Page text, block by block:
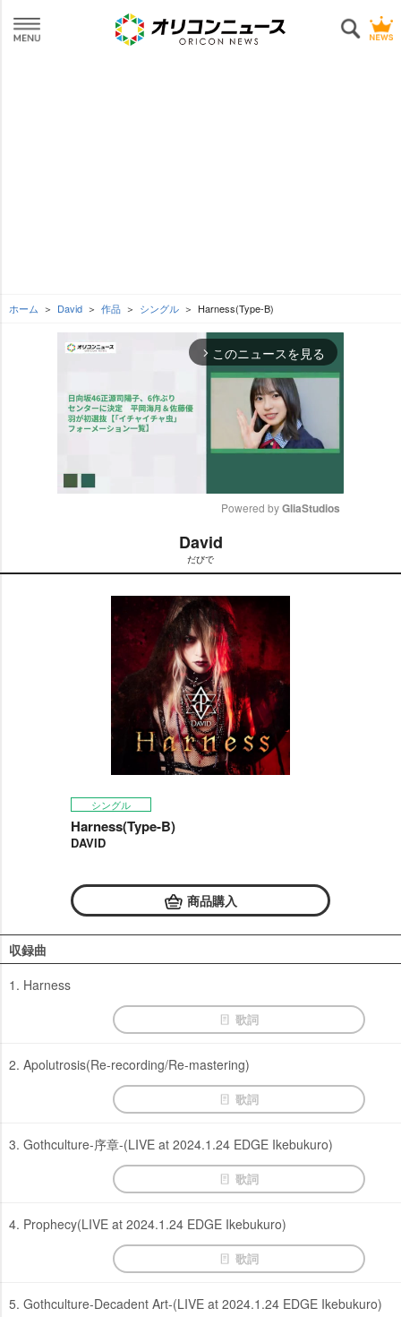
ホーム David 作品 シングル Harness(Type-B)
arrow_forward_ios このニュースを見る
t
e
Powered by GliaStudios
David
だびで
シングル
Harness(Type-B)
DAVID
商品購入
収録曲
1. Harness
歌詞
2. Apolutrosis(Re-recording/Re-mastering)
歌詞
3. Gothculture-序章-(LIVE at 2024.1.24 EDGE Ikebukuro)
歌詞
4. Prophecy(LIVE at 2024.1.24 EDGE Ikebukuro)
歌詞
5. Gothculture-Decadent Art-(LIVE at 2024.1.24 EDGE Ikebukuro)